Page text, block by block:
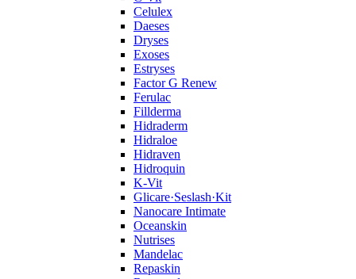
Celulex
Daeses
Dryses
Exoses
Estryses
Factor G Renew
Ferulac
Fillderma
Hidraderm
Hidraloe
Hidraven
Hidroquin
K-Vit
Glicare·Seslash·Kit
Nanocare Intimate
Oceanskin
Nutrises
Mandelac
Repaskin